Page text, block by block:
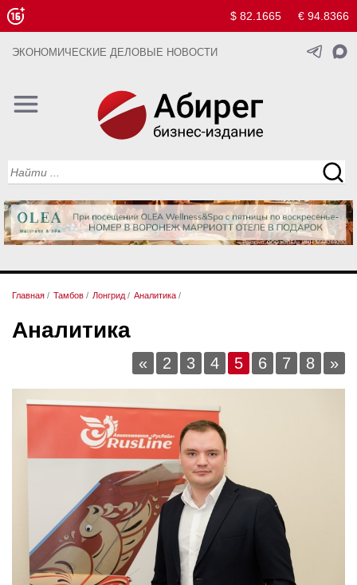
$ 82.1665 € 94.8366
ЭКОНОМИЧЕСКИЕ ДЕЛОВЫЕ НОВОСТИ
Главная / Тамбов / Лонгрид / Аналитика /
Аналитика
« 2 3 4 5 6 7 8 »